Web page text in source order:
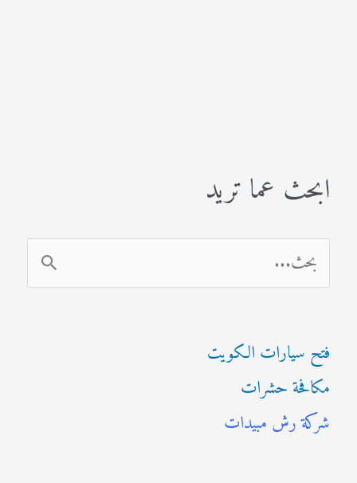
ابحث عما تريد
ل
ح
ث
ع
فتح سيارات الكويت
مكافحة حشرات
شركة رش مبيدات